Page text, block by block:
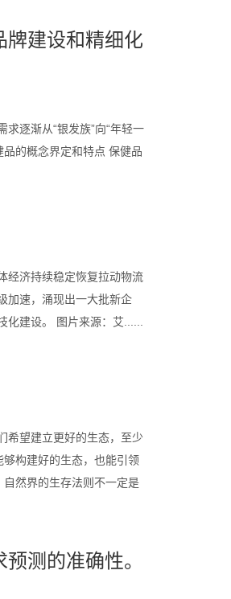
牌建设和精细化
逐渐从“银发族”向“年轻一
的概念界定和特点 保健品
经济持续稳定恢复拉动物流
加速，涌现出一大批新企
建设。 图片来源：艾......
希望建立更好的生态，至少
构建好的生态，也能引领
然界的生存法则不一定是
测的准确性。